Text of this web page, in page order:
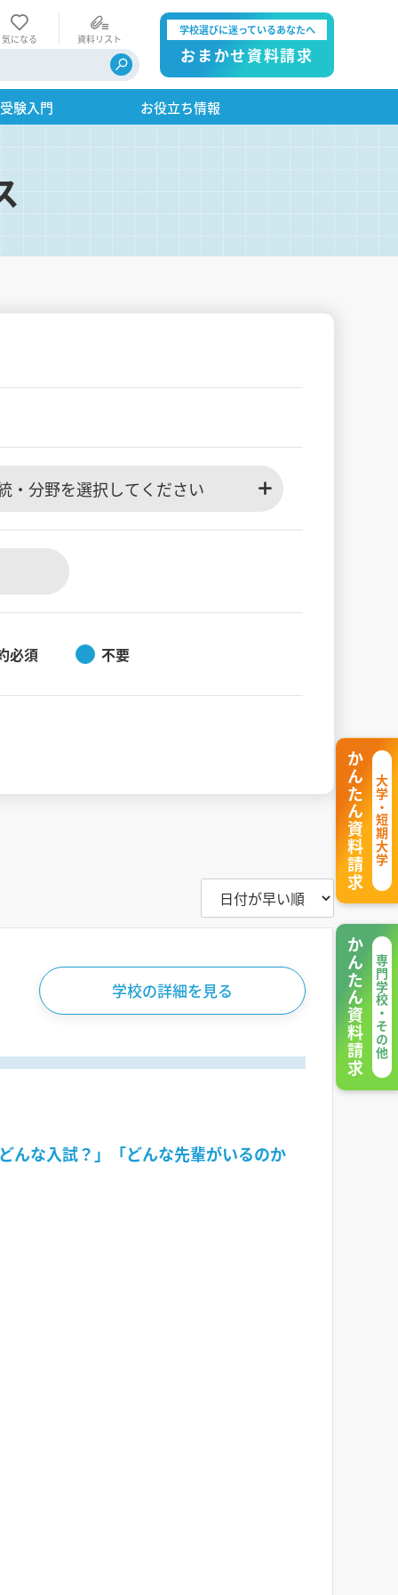
気になる 資料リスト
学校選びに迷っているあなたへ
おまかせ資料請求
験入門 お役立ち情報
・分野を選択してください
必須 不要
学校の詳細を見る
んな入試？」「どんな先輩がいるのか
大学・短期大学
かんたん資料請求
専門学校・その他
かんたん資料請求